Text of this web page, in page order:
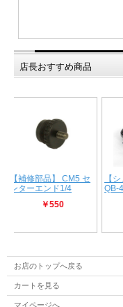
店長おすすめ商品
お店のトップへ戻る
カートを見る
マイページへ